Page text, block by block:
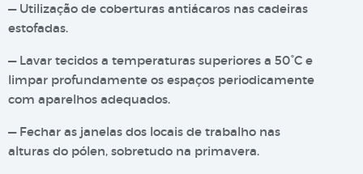
— Utilização de coberturas antiácaros nas cadeiras
estofadas.
— Lavar tecidos a temperaturas superiores a 50°C e
limpar profundamente os espaços periodicamente
com aparelhos adequados.
— Fechar as janelas dos locais de trabalho nas
alturas do pólen, sobretudo na primavera.